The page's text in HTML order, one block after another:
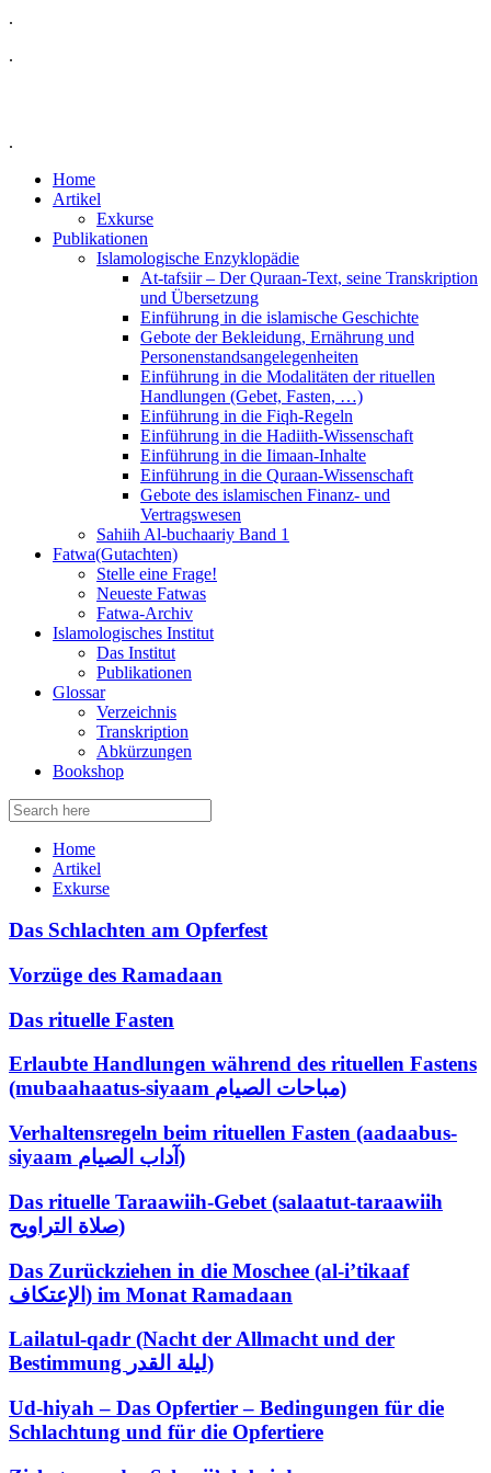
.
.
.
Home
Artikel
Exkurse
Publikationen
Islamologische Enzyklopädie
At-tafsiir – Der Quraan-Text, seine Transkription
und Übersetzung
Einführung in die islamische Geschichte
Gebote der Bekleidung, Ernährung und
Personenstandsangelegenheiten
Einführung in die Modalitäten der rituellen
Handlungen (Gebet, Fasten, …)
Einführung in die Fiqh-Regeln
Einführung in die Hadiith-Wissenschaft
Einführung in die Iimaan-Inhalte
Einführung in die Quraan-Wissenschaft
Gebote des islamischen Finanz- und
Vertragswesen
Sahiih Al-buchaariy Band 1
Fatwa(Gutachten)
Stelle eine Frage!
Neueste Fatwas
Fatwa-Archiv
Islamologisches Institut
Das Institut
Publikationen
Glossar
Verzeichnis
Transkription
Abkürzungen
Bookshop
Search
for:
Home
Artikel
Exkurse
Das Schlachten am Opferfest
Vorzüge des Ramadaan
Das rituelle Fasten
Erlaubte Handlungen während des rituellen Fastens
(mubaahaatus-siyaam مباحات الصيام)
Verhaltensregeln beim rituellen Fasten (aadaabus-
siyaam آداب الصيام)
Das rituelle Taraawiih-Gebet (salaatut-taraawiih
صلاة التراويح)
Das Zurückziehen in die Moschee (al-i’tikaaf
الإعتكاف) im Monat Ramadaan
Lailatul-qadr (Nacht der Allmacht und der
Bestimmung ليلة القدر)
Ud-hiyah – Das Opfertier – Bedingungen für die
Schlachtung und für die Opfertiere